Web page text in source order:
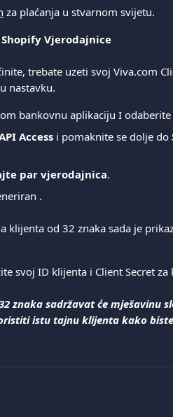
za plaćanja u stvarnom svijetu.
Vjerodajnice
trebate uzeti svoj Viva.com
nastavku.
bankovnu aplikaciju I odaberite
Access i pomaknite se dolje do
par vjerodajnica.
.
klijenta od 32 znaka sada je
svoj ID klijenta i Client Secret
znaka sadržavat će mješavinu
istu tajnu klijenta kako